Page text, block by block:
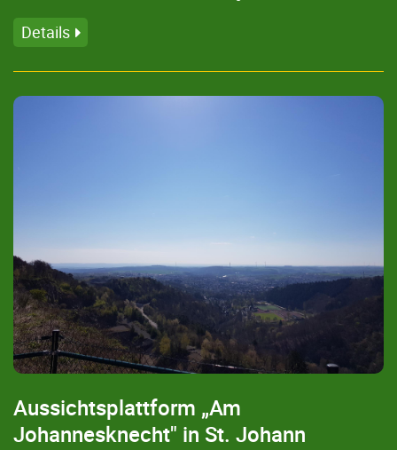
Details
Aussichtsplattform „Am
Johannesknecht" in St. Johann